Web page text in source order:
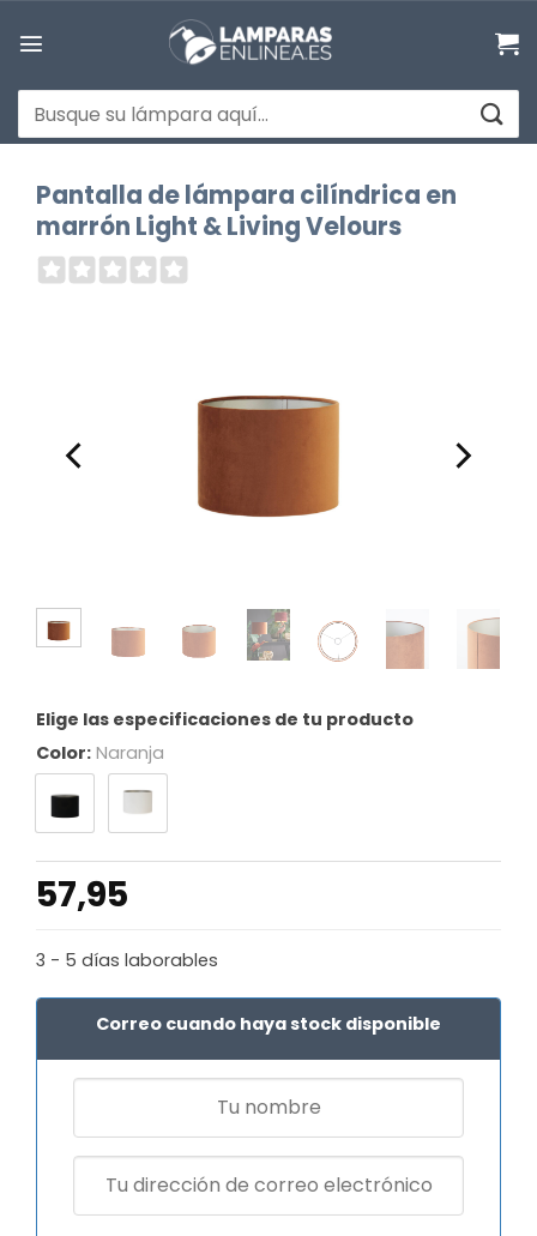
Buscar
por:
Pantalla de lámpara cilíndrica en
marrón Light & Living Velours
Elige las especificaciones de tu producto
Color: Naranja
57,95
3 - 5 días laborables
Correo cuando haya stock disponible